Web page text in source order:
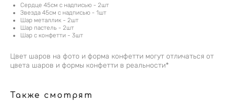
Сердце 45см с надписью - 2шт
Звезда 45см с надписью - 1шт
Шар металлик - 2шт
Шар пастель - 2шт
Шар с конфетти - 3шт
Цвет шаров на фото и форма конфетти могут отличаться от
цвета шаров и формы конфетти в реальности*
Также смотрят